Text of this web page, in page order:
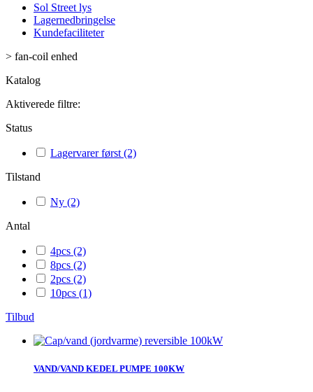
Sol Street lys
Lagernedbringelse
Kundefaciliteter
> fan-coil enhed
Katalog
Aktiverede filtre:
Status
Lagervarer først(2)
Tilstand
Ny (2)
Antal
4pcs (2)
8pcs (2)
2pcs (2)
10pcs (1)
Tilbud
VAND/VAND KEDEL PUMPE 100KW